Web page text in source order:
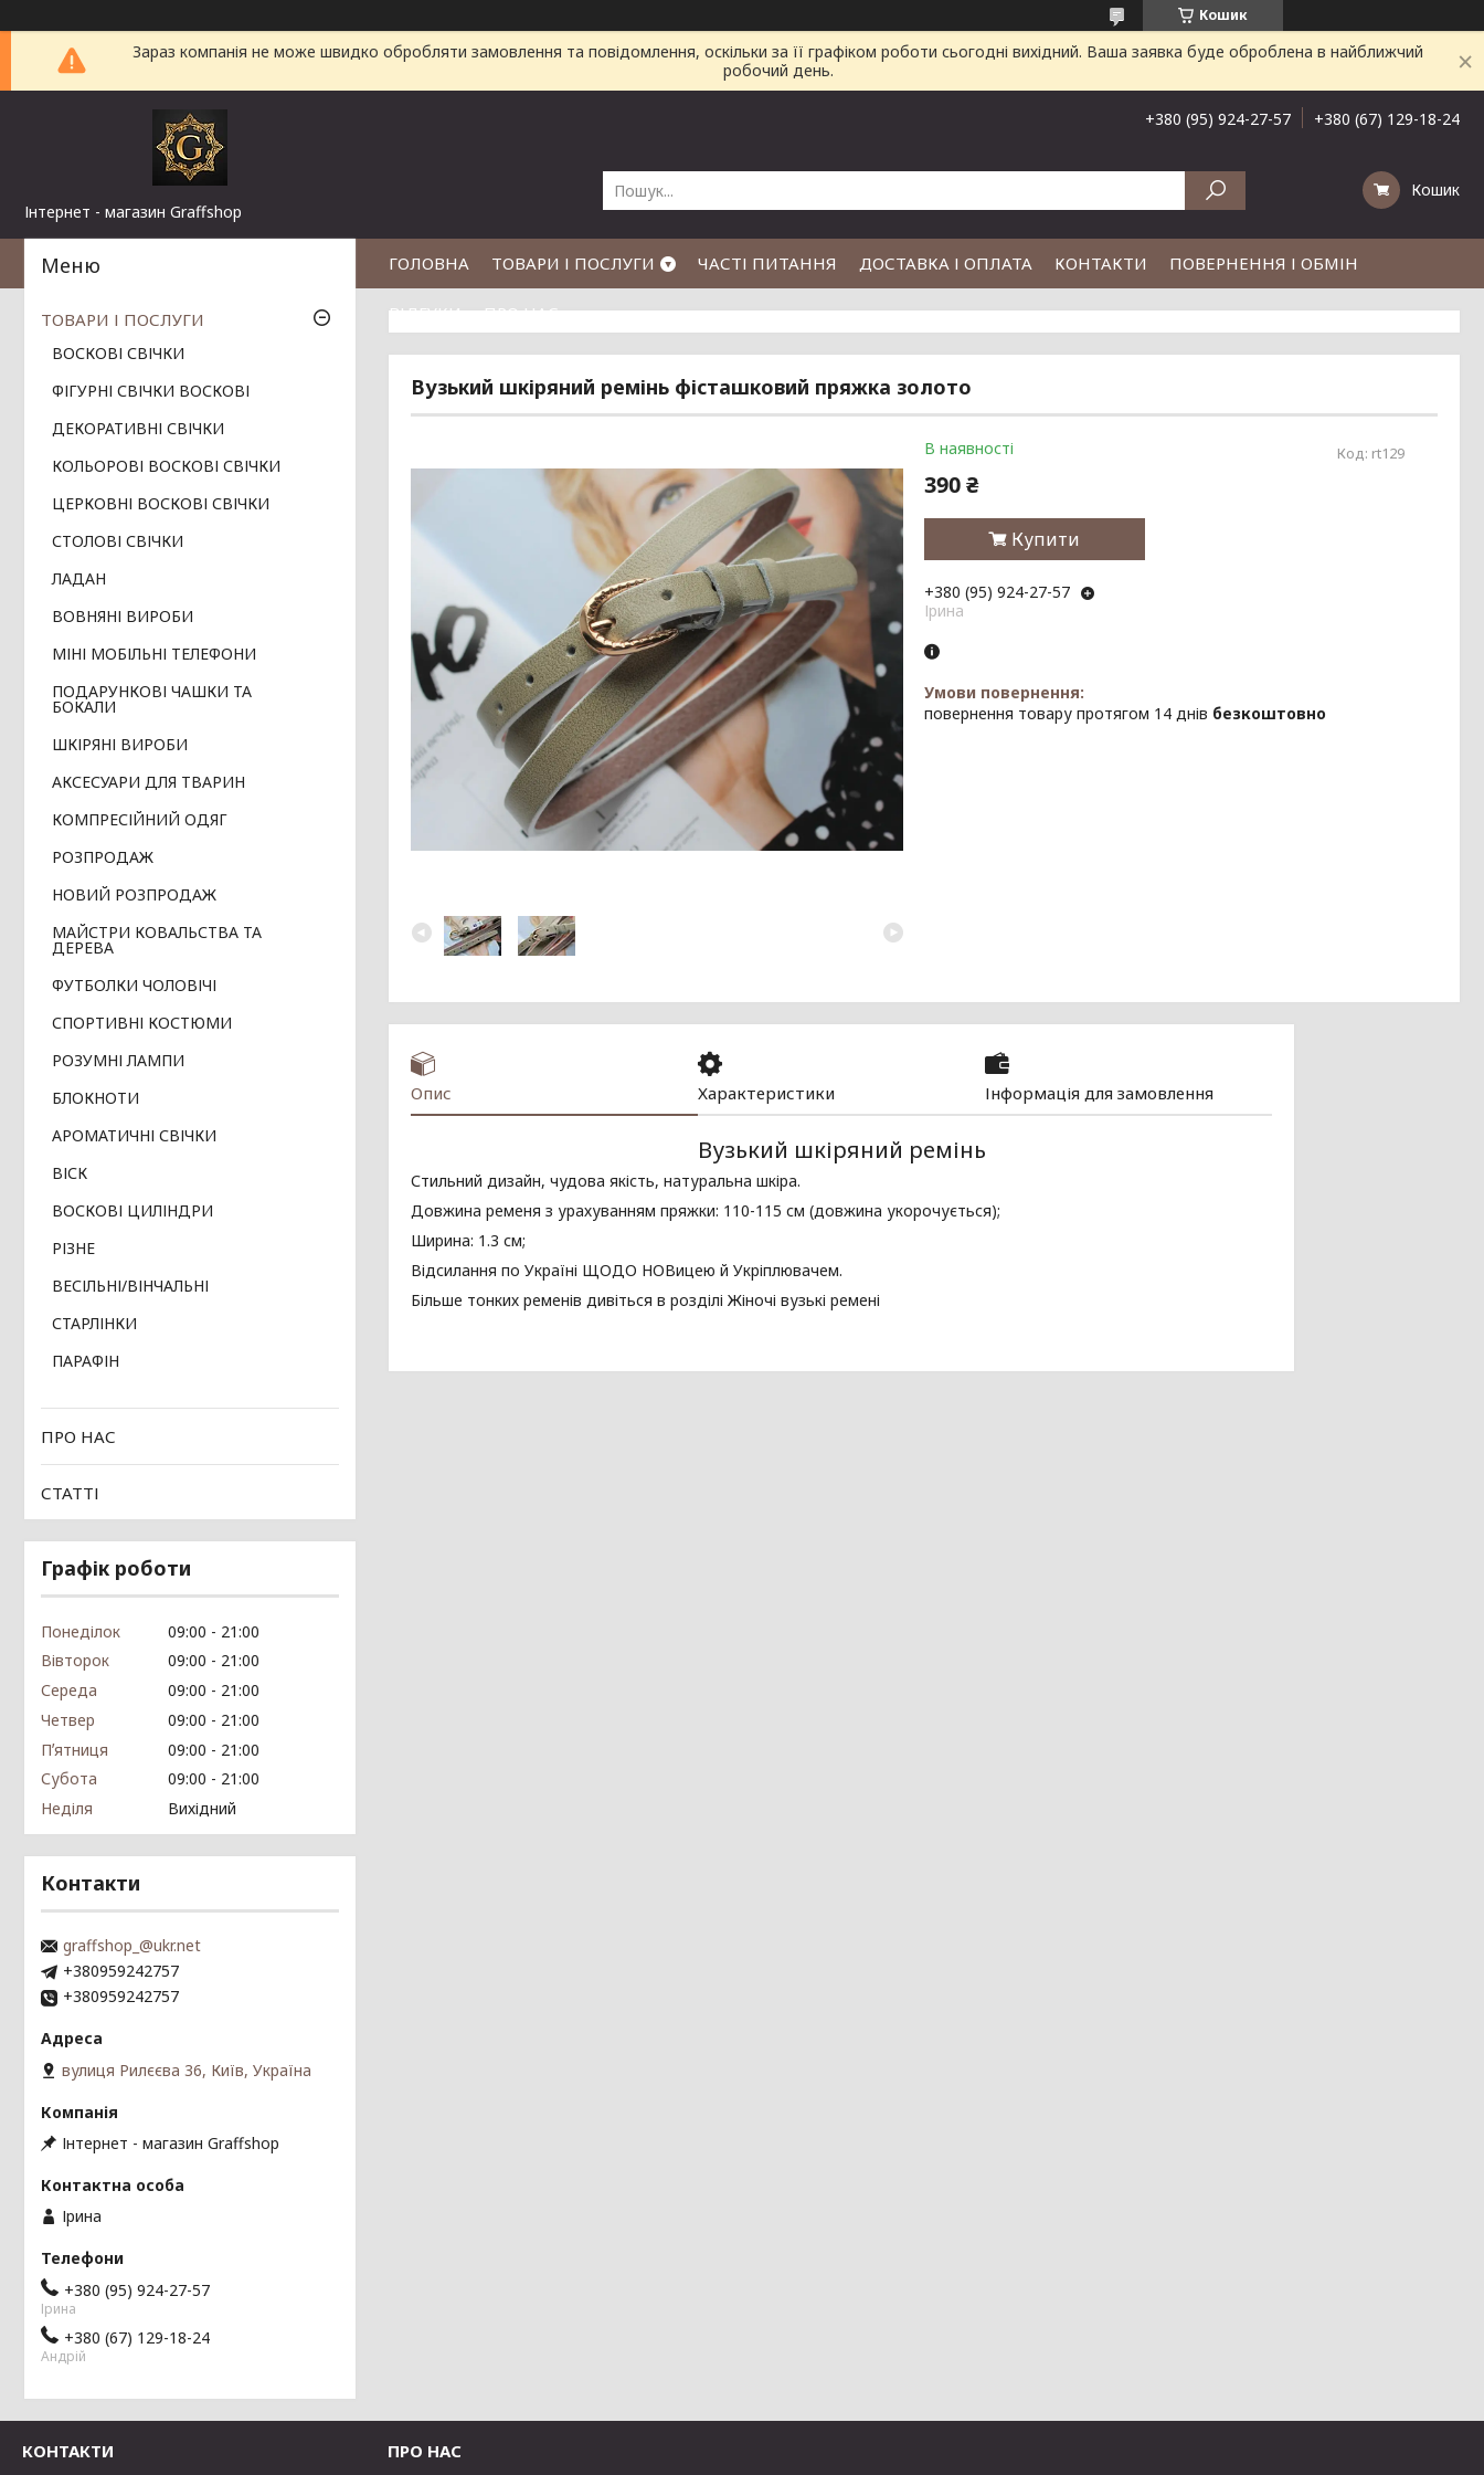
Кошик
Зараз компанія не може швидко обробляти замовлення та повідомлення, оскільки за її графіком роботи сьогодні вихідний. Ваша заявка буде оброблена в найближчий
робочий день.
Інтернет - магазин Graffshop
+380 (95) 924-27-57 +380 (67) 129-18-24
Кошик
ГОЛОВНА ТОВАРИ І ПОСЛУГИ ЧАСТІ ПИТАННЯ ДОСТАВКА І ОПЛАТА КОНТАКТИ ПОВЕРНЕННЯ І ОБМІН
ВІДГУКИ ПРО НАС
Вузький шкіряний ремінь фісташковий пряжка золото
В наявності Код: rt129
390 ₴
Купити
+380 (95) 924-27-57
Ірина
повернення товару протягом 14 днів безкоштовно
Опис Характеристики Інформація для замовлення
Вузький шкіряний ремінь
Стильний дизайн, чудова якість, натуральна шкіра.
Довжина ременя з урахуванням пряжки: 110-115 см (довжина укорочується);
Ширина: 1.3 см;
Відсилання по Україні ЩОДО НОВицею й Укріплювачем.
Більше тонких ременів дивіться в розділі Жіночі вузькі ремені
ТОВАРИ І ПОСЛУГИ
ВОСКОВІ СВІЧКИ
ФІГУРНІ СВІЧКИ ВОСКОВІ
ДЕКОРАТИВНІ СВІЧКИ
КОЛЬОРОВІ ВОСКОВІ СВІЧКИ
ЦЕРКОВНІ ВОСКОВІ СВІЧКИ
СТОЛОВІ СВІЧКИ
ЛАДАН
ВОВНЯНІ ВИРОБИ
МІНІ МОБІЛЬНІ ТЕЛЕФОНИ
ПОДАРУНКОВІ ЧАШКИ ТА
БОКАЛИ
ШКІРЯНІ ВИРОБИ
АКСЕСУАРИ ДЛЯ ТВАРИН
КОМПРЕСІЙНИЙ ОДЯГ
РОЗПРОДАЖ
НОВИЙ РОЗПРОДАЖ
МАЙСТРИ КОВАЛЬСТВА ТА
ДЕРЕВА
ФУТБОЛКИ ЧОЛОВІЧІ
СПОРТИВНІ КОСТЮМИ
РОЗУМНІ ЛАМПИ
БЛОКНОТИ
АРОМАТИЧНІ СВІЧКИ
ВІСК
ВОСКОВІ ЦИЛІНДРИ
РІЗНЕ
ВЕСІЛЬНІ/ВІНЧАЛЬНІ
СТАРЛІНКИ
ПАРАФІН
ПРО НАС
СТАТТІ
Графік роботи
Понеділок 09:00
21:00
Вівторок
09:00
21:00
Середа
09:00
21:00
Четвер
09:00
21:00
Пʼятниця
09:00
21:00
Субота
09:00
21:00
Неділя
Вихідний
Контакти
graffshop_@ukr.net
+380959242757
+380959242757
вулиця Рилєєва 36, Київ, Україна
Інтернет - магазин Graffshop
Ірина
+380 (95) 924-27-57
Ірина
+380 (67) 129-18-24
Андрій
КОНТАКТИ ПРО НАС